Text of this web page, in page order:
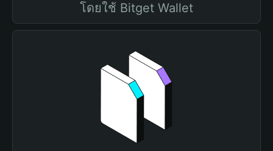
โดยใช้ Bitget Wallet